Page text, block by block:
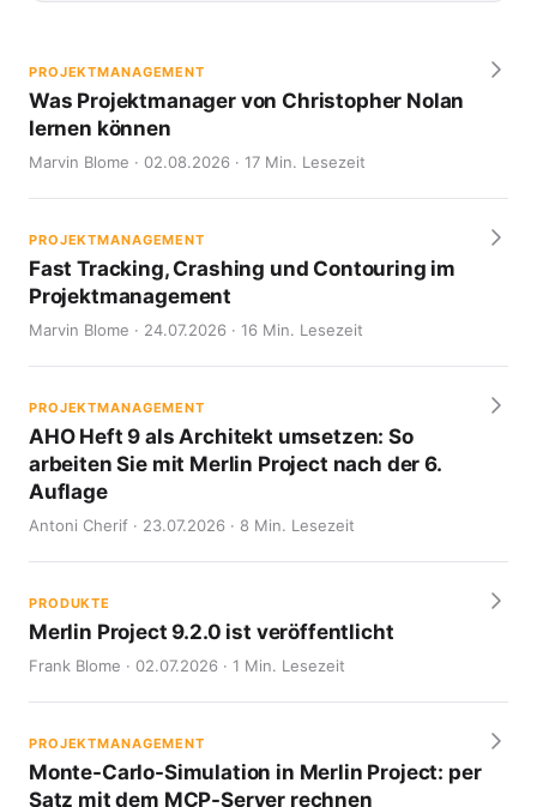
PROJEKTMANAGEMENT
Was Projektmanager von Christopher Nolan
lernen können
Marvin Blome · 02.08.2026 · 17 Min. Lesezeit
PROJEKTMANAGEMENT
Fast Tracking, Crashing und Contouring im
Projektmanagement
Marvin Blome · 24.07.2026 · 16 Min. Lesezeit
PROJEKTMANAGEMENT
AHO Heft 9 als Architekt umsetzen: So
arbeiten Sie mit Merlin Project nach der 6.
Auflage
Antoni Cherif · 23.07.2026 · 8 Min. Lesezeit
PRODUKTE
Merlin Project 9.2.0 ist veröffentlicht
Frank Blome · 02.07.2026 · 1 Min. Lesezeit
PROJEKTMANAGEMENT
Monte-Carlo-Simulation in Merlin Project: per
Satz mit dem MCP-Server rechnen